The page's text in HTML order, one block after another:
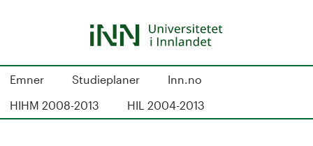
SEmner Studieplaner
Inn.no
HIHM 2008-2013
HIL 2004-2013